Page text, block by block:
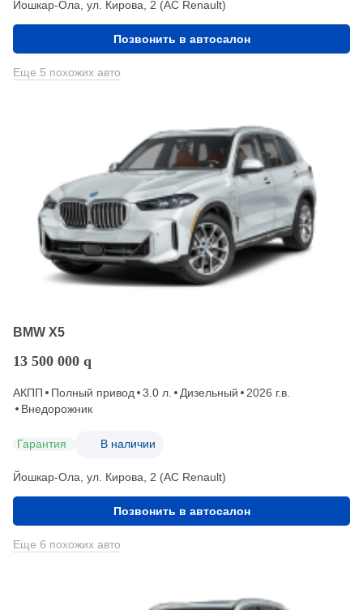
Йошкар-Ола, ул. Кирова, 2 (АС Renault)
Позвонить в автосалон
Еще 5 похожих авто
BMW X5
13 500 000 q
АКПП Полный привод 3.0 л. Дизельный
2026 г.в.
Внедорожник
Гарантия В наличии
Йошкар-Ола, ул. Кирова, 2 (АС Renault)
Позвонить в автосалон
Еще 6 похожих авто